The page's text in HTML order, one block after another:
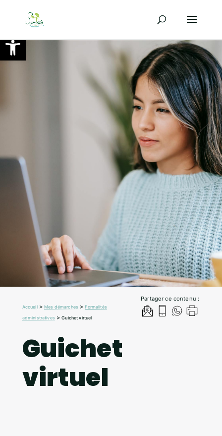
Ouvrir la barre d’outils
Partager ce contenu :
Accueil>Mes démarches >Formalités
administratives>Guichet virtuel
Guichet
virtuel